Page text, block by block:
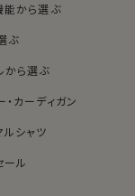
能から選ぶ
ぶ
から選ぶ
・カーディガン
ルシャツ
ール